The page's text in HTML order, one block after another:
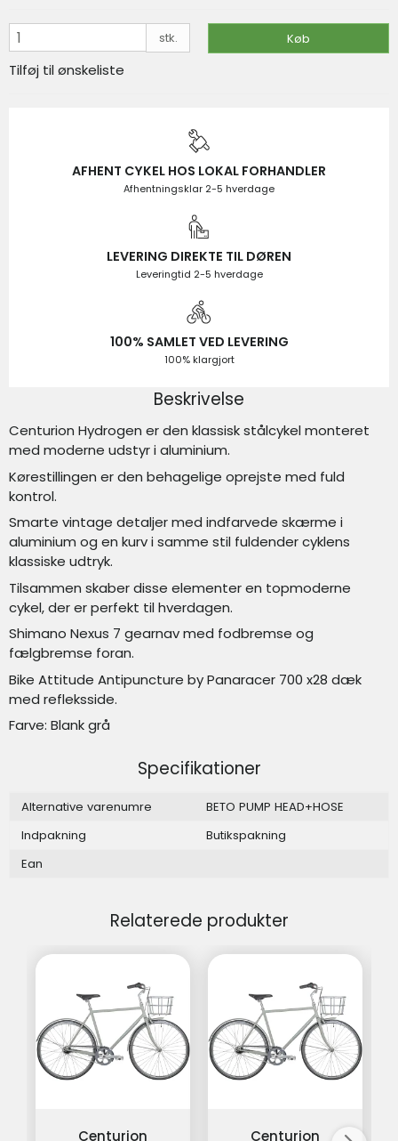
stk. Køb
Tilføj til ønskeliste
AFHENT CYKEL HOS LOKAL FORHANDLER
Afhentningsklar 2-5 hverdage
LEVERING DIREKTE TIL DØREN
Leveringtid 2-5 hverdage
100% SAMLET VED LEVERING
100% klargjort
Beskrivelse
Centurion Hydrogen er den klassisk stålcykel monteret
med moderne udstyr i aluminium.
Kørestillingen er den behagelige oprejste med fuld
kontrol.
Smarte vintage detaljer med indfarvede skærme i
aluminium og en kurv i samme stil fuldender cyklens
klassiske udtryk.
Tilsammen skaber disse elementer en topmoderne
cykel, der er perfekt til hverdagen.
Shimano Nexus 7 gearnav med fodbremse og
fælgbremse foran.
Bike Attitude Antipuncture by Panaracer 700 x28 dæk
med refleksside.
Farve: Blank grå
Specifikationer
Alternative varenumre
BETO PUMP HEAD+HOSE
Indpakning
Butikspakning
Ean
Relaterede produkter
Centurion Centurion